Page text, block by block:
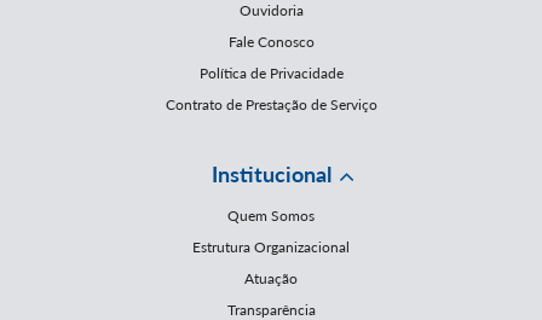
Ouvidoria
Fale Conosco
Política de Privacidade
Contrato de Prestação de Serviço
Institucional
Quem Somos
Estrutura Organizacional
Atuação
Transparência